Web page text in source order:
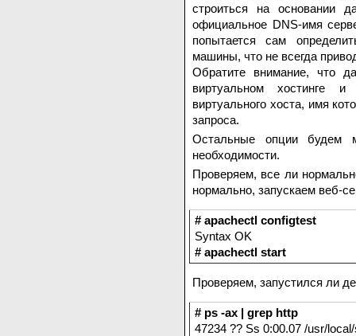
строиться на основании
официальное DNS-имя
попытается сам
машины, что не всегда
Обратите внимание, что
виртуальном хостинге и
виртуального хоста, имя
запроса.
Остальные опции будем
необходимости.
Проверяем, все ли
нормально, запускаем веб-
# apachectl configtest
Syntax OK
# apachectl start
Проверяем, запустился ли
# ps -ax | grep http
47234 ?? Ss 0:00.07 /usr/